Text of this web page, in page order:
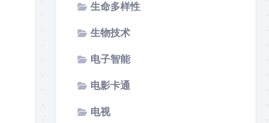
生命多样性
生物技术
电子智能
电影卡通
电视